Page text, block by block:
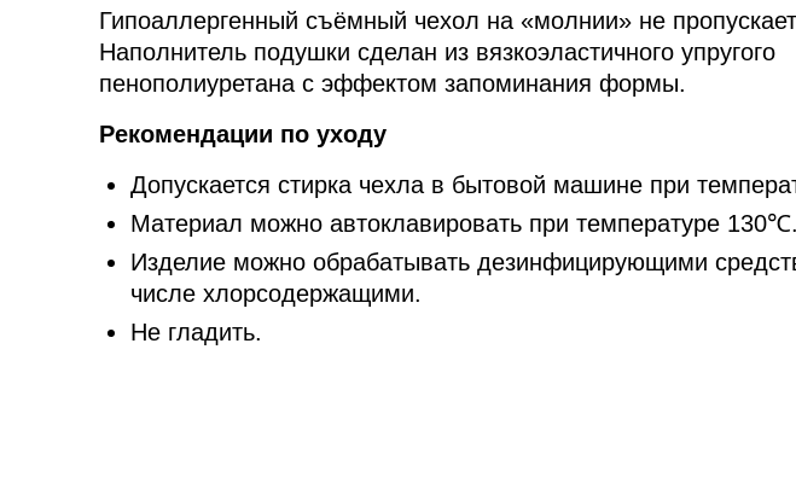
Гипоаллергенный съёмный чехол на «молнии» не
Наполнитель подушки сделан из вязкоэластичного упругого
пенополиуретана с эффектом запоминания формы.
Рекомендации по уходу
Допускается стирка чехла в бытовой машине при
Материал можно автоклавировать при температуре 130℃.
Изделие можно обрабатывать дезинфицирующими
числе хлорсодержащими.
Не гладить.